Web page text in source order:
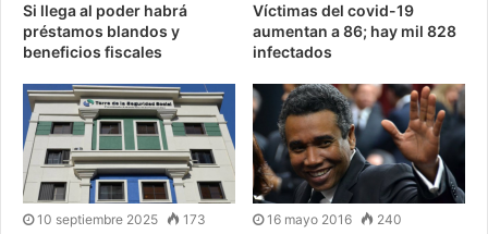
Si llega al poder habrá
préstamos blandos y
beneficios fiscales
Víctimas del covid-19
aumentan a 86; hay mil 828
infectados
10 septiembre 2025 173 16 mayo 2016 240